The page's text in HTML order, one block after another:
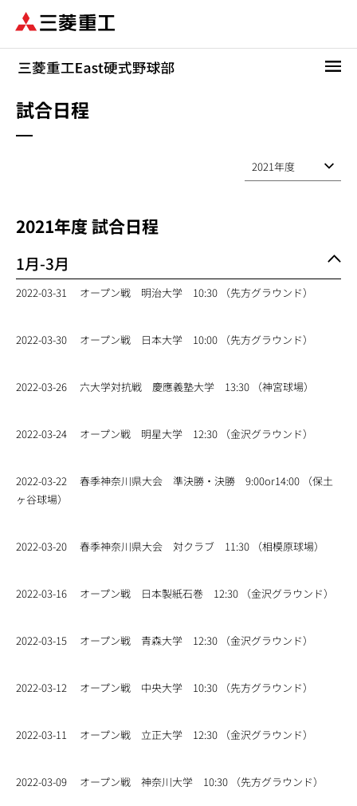
ン
試合日程
2021年度 試合日程
1月-3月
2022-03-31 オープン戦 明治大学 10:30 （先方グラウンド）
2022-03-30 オープン戦 日本大学 10:00 （先方グラウンド）
2022-03-26 六大学対抗戦 慶應義塾大学 13:30 （神宮球場）
2022-03-24 オープン戦 明星大学 12:30 （金沢グラウンド）
2022-03-22
春季神奈川県大会 準決勝・決勝 9:00or14:00 （保土
ヶ谷球場）
2022-03-20 春季神奈川県大会 対クラブ 11:30 （相模原球場）
2022-03-16 オープン戦 日本製紙石巻 12:30 （金沢グラウンド）
2022-03-15 オープン戦 青森大学 12:30 （金沢グラウンド）
2022-03-12 オープン戦 中央大学 10:30 （先方グラウンド）
2022-03-11 オープン戦 立正大学 12:30 （金沢グラウンド）
2022-03-09 オープン戦 神奈川大学 10:30 （先方グラウンド）